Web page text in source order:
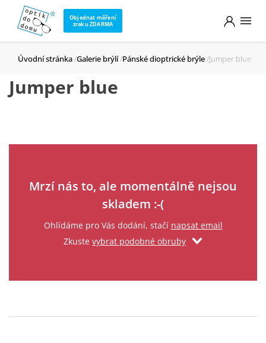
Objednat měření
zraku ZDARMA
Úvodní stránka Galerie brýlí Pánské dioptrické brýle Jumper blue
Jumper blue
Mrzí nás to, ale momentálně nejsou
skladem :-(
Ohlídáme pro Vás dodání, stačí napsat email
Zkuste vybrat podobné obruby